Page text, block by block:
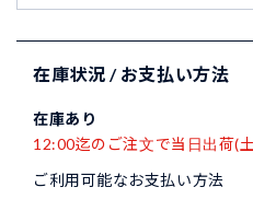
在庫状況 / お支払い方法
在庫あり
12:00迄のご注文で当日出荷(
ご利用可能なお支払い方法